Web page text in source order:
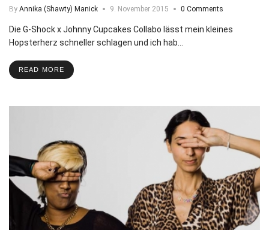
By Annika (Shawty) Manick 9. November 2015 0 Comments
Die G-Shock x Johnny Cupcakes Collabo lässt mein kleines
Hopsterherz schneller schlagen und ich hab…
READ MORE